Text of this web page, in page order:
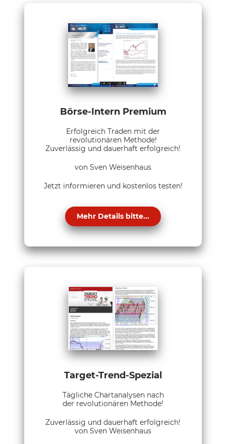
Börse-Intern Premium
Erfolgreich Traden mit der
revolutionären Methode!
Zuverlässig und dauerhaft erfolgreich!
von Sven Weisenhaus
Jetzt informieren und kostenlos testen!
Mehr Details bitte...
Target-Trend-Spezial
Tägliche Chartanalysen nach
der revolutionären Methode!
Zuverlässig und dauerhaft erfolgreich!
von Sven Weisenhaus